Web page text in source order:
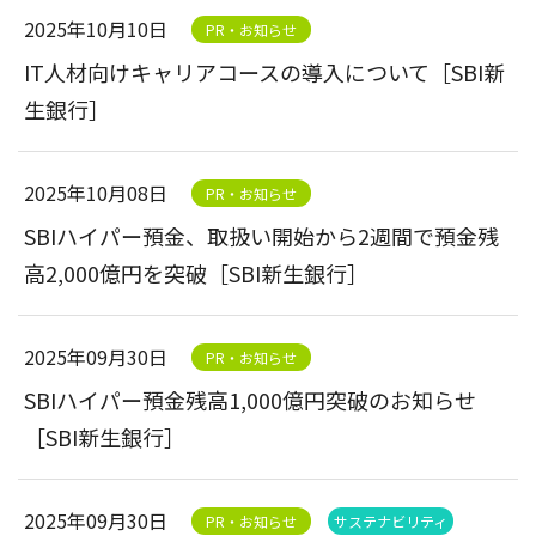
2025年10月10日 PR・お知らせ
IT人材向けキャリアコースの導入について［SBI新
生銀行］
2025年10月08日 PR・お知らせ
SBIハイパー預金、取扱い開始から2週間で預金残
高2,000億円を突破［SBI新生銀行］
2025年09月30日 PR・お知らせ
SBIハイパー預金残高1,000億円突破のお知らせ
［SBI新生銀行］
2025年09月30日 PR・お知らせ サステナビリティ